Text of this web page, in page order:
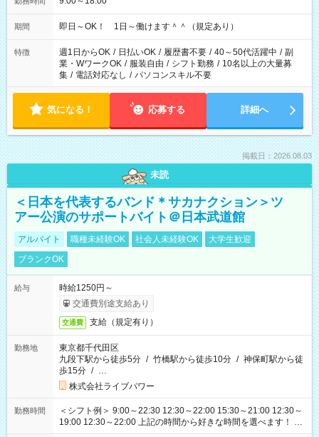
期間 即日～OK！ 1日～働けます＾＾（規定あり）
特徴 週1日からOK / 日払いOK / 履歴書不要 / 40～50代活躍中 / 副
業・WワークOK / 服装自由 / シフト勤務 / 10名以上の大量募
集 / 電話対応なし / パソコンスキル不要
気になる！ 応募する 詳細へ
掲載日：2026.08.03
未読
＜日本を代表するバンド＊サカナクション＞ツ
アー公演のサポートバイト＠日本武道館
アルバイト 職種未経験OK 社会人未経験OK
大学生歓迎
ブランクOK
給与
時給1250円～
交通費別途支給あり
交通費 支給（規定有り）
勤務地
東京都千代田区
九段下駅から徒歩5分 / 竹橋駅から徒歩10分 / 神保町駅から徒
歩15分 / …
株式会社ライブパワー
勤務時間
＜シフト例＞ 9:00～22:30 12:30～22:00 15:30～21:00 12:30～
19:00 12:30～22:00 上記の時間から好きな時間を選べます！ ※
時間は変更となる可能性があります